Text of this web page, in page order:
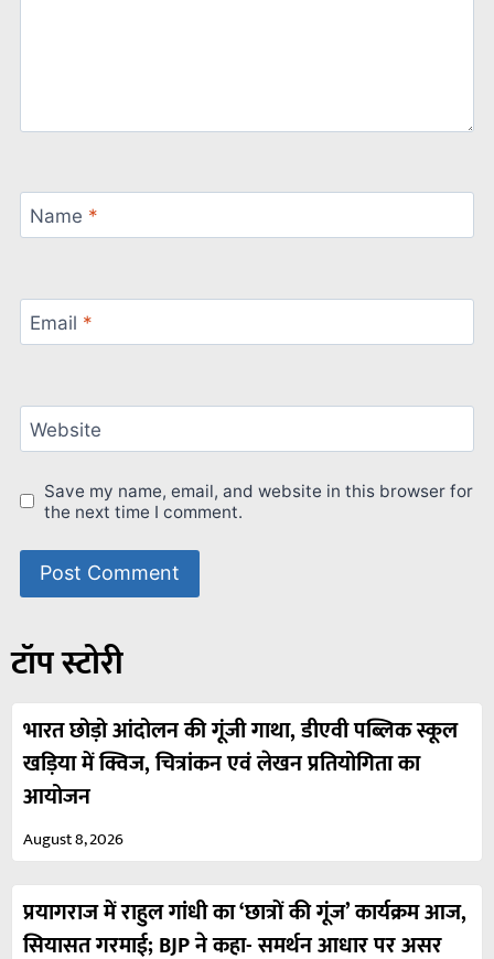
Name *
Email *
Website
Save my name, email, and website in this browser for
the next time I comment.
टॉप स्टोरी
भारत छोड़ो आंदोलन की गूंजी गाथा, डीएवी पब्लिक स्कूल
खड़िया में क्विज, चित्रांकन एवं लेखन प्रतियोगिता का
आयोजन
August 8, 2026
प्रयागराज में राहुल गांधी का ‘छात्रों की गूंज’ कार्यक्रम आज,
सियासत गरमाई; BJP ने कहा- समर्थन आधार पर असर